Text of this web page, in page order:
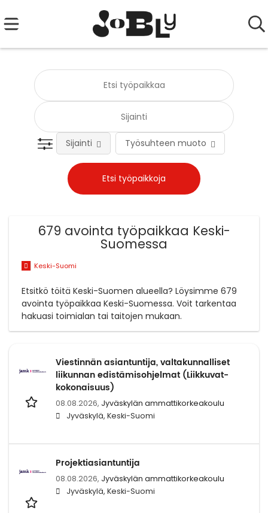
Työsuhteen muoto
Sijainti
679 avointa työpaikkaa Keski-
Suomessa
Keski-Suomi
Etsitkö töitä Keski-Suomen alueella? Löysimme 679
avointa työpaikkaa Keski-Suomessa. Voit tarkentaa
hakuasi toimialan tai taitojen mukaan.
Viestinnän asiantuntija, valtakunnalliset
liikunnan edistämisohjelmat (Liikkuvat-
kokonaisuus)
08.08.2026, Jyväskylän ammattikorkeakoulu
Jyväskylä, Keski-Suomi
Projektiasiantuntija
08.08.2026, Jyväskylän ammattikorkeakoulu
Jyväskylä, Keski-Suomi